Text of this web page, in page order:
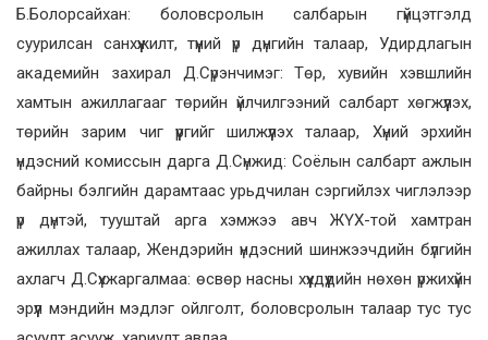
Б.Болорсайхан: боловсролын салбарын гүйцэтгэлд
суурилсан санхүүжилт, түүний үр дүнгийн талаар, Удирдлагын
академийн захирал Д.Сүрэнчимэг: Төр, хувийн хэвшлийн
хамтын ажиллагааг төрийн үйлчилгээний салбарт хөгжүүлэх,
төрийн зарим чиг үүргийг шилжүүлэх талаар, Хүний эрхийн
үндэсний комиссын дарга Д.Сүнжид: Соёлын салбарт ажлын
байрны бэлгийн дарамтаас урьдчилан сэргийлэх чиглэлээр
үр дүнтэй, тууштай арга хэмжээ авч ЖҮХ-той хамтран
ажиллах талаар, Жендэрийн үндэсний шинжээчдийн бүлгийн
ахлагч Д.Сүхжаргалмаа: өсвөр насны хүүхдүүдийн нөхөн үржихүйн
эрүүл мэндийн мэдлэг ойлголт, боловсролын талаар тус тус